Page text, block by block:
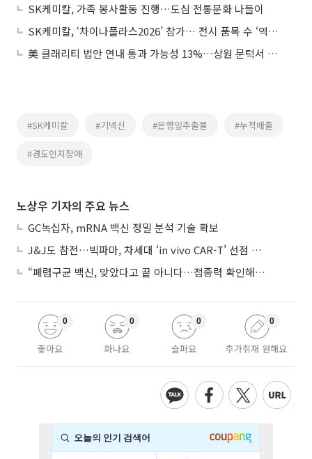
SK케미칼, 가족 봉사활동 진행…도심 전통문화 나들이
SK케미칼, ‘차이나플라스2026’ 참가… 전시 품목 수 ‘역대 최대’
美 클래리티 법안 연내 통과 가능성 13%…상원 문턱서 제동
#SK케미칼 #기넥신 #은행잎추출물 #누적매출
#경도인지장애
노상우 기자의 주요 뉴스
GC녹십자, mRNA 백신 정밀 분석 기술 확보
J&J도 참전…빅파마, 차세대 ‘in vivo CAR-T’ 선점 경쟁 본격화
“폐렴구균 백신, 맞았다고 끝 아니다…접종력 확인해야”
좋아요
0
화나요
0
슬퍼요
0
추가취재 원해요
0